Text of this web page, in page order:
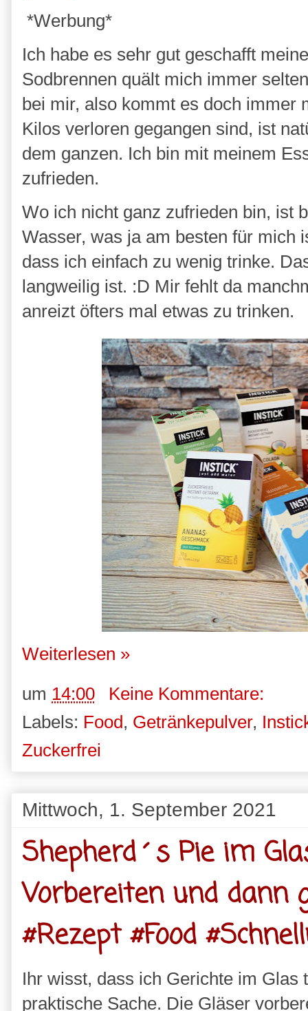
*Werbung*
Ich habe es sehr gut geschafft
Sodbrennen quält mich immer
bei mir, also kommt es doch immer
Kilos verloren gegangen sind, ist
dem ganzen. Ich bin mit meinem
zufrieden.
Wo ich nicht ganz zufrieden bin, ist
Wasser, was ja am besten für mich
dass ich einfach zu wenig trinke.
langweilig ist. :D Mir fehlt da
anreizt öfters mal etwas zu trinken.
Weiterlesen »
um 14:00
Keine Kommentare:
Labels: Food, Getränkepulver,
Zuckerfrei
Mittwoch, 1. September 2021
Shepherd´s Pie im
Vorbereiten und dann
#Rezept #Food
Ihr wisst, dass ich Gerichte im Glas
praktische Sache. Die Gläser